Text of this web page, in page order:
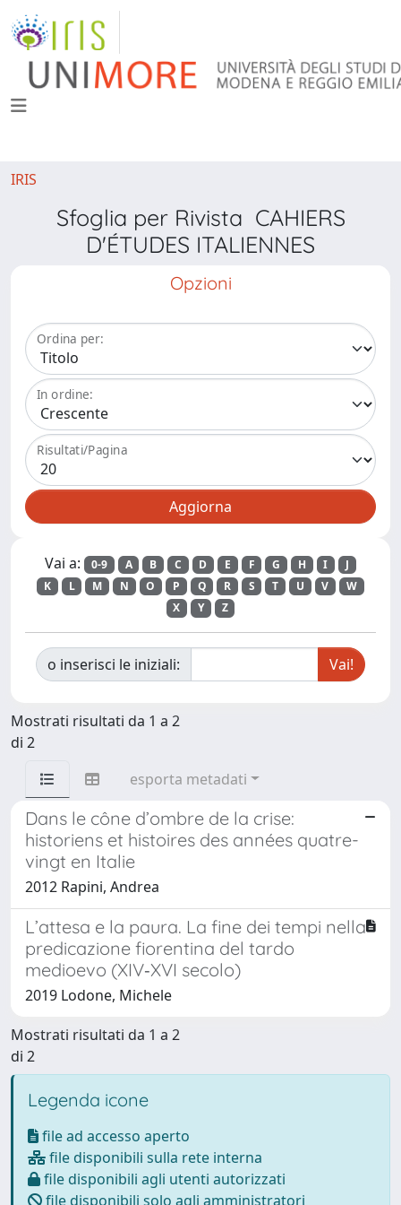
IRIS
Sfoglia per Rivista CAHIERS
D'ÉTUDES ITALIENNES
Opzioni
Ordina per:
In ordine:
Risultati/Pagina
Vai a: 0-9 A B C D E F G H I
J
K
L M N O P Q R S T U V
W
X
Y Z
o inserisci le iniziali:
Mostrati risultati da 1 a 2
di 2
esporta metadati
Dans le cône d’ombre de la crise:
historiens et histoires des années quatre-
vingt en Italie
2012 Rapini, Andrea
L’attesa e la paura. La fine dei tempi nella
predicazione fiorentina del tardo
medioevo (XIV‑XVI secolo)
2019 Lodone, Michele
Mostrati risultati da 1 a 2
di 2
Legenda icone
file ad accesso aperto
file disponibili sulla rete interna
file disponibili agli utenti autorizzati
file disponibili solo agli amministratori